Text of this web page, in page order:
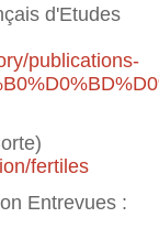
d'Etudes
publications-
fertiles
Entrevues :